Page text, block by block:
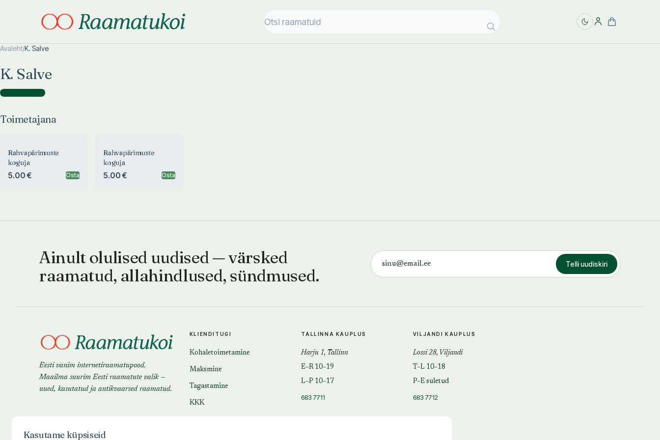
Avaleht/K. Salve
K. Salve
Toimetajana )
Toimetajana
Rahvapärimuste
koguja
5.00 € Osta
Rahvapärimuste
koguja
5.00 € Osta
Ainult olulised uudised — värsked
raamatud, allahindlused, sündmused.
Telli uudiskiri
Eesti vanim internetiraamatupood.
Maailma suurim Eesti raamatute valik —
uued, kasutatud ja antikvaarsed raamatud.
KLIENDITUGI
Kohaletoimetamine
Maksmine
Tagastamine
KKK
TALLINNA KAUPLUS
Harju 1, Tallinn
E–R 10–19
L–P 10–17
683 7711
VILJANDI KAUPLUS
Lossi 28, Viljandi
T–L 10–18
P–E suletud
683 7712
Kasutame küpsiseid